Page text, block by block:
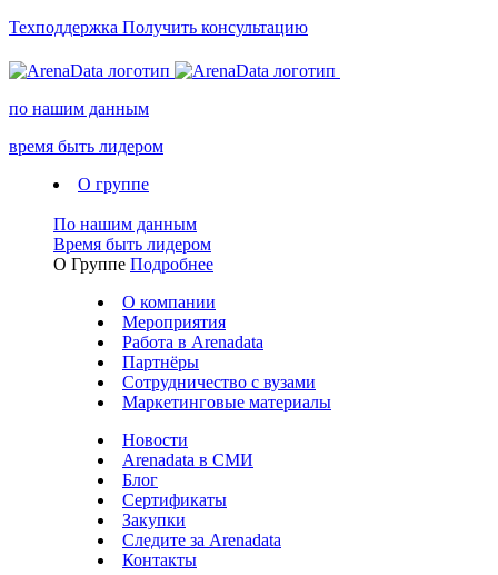
Техподдержка Получить консультацию
по нашим данным
время быть лидером
О группе
По нашим данным
Время быть лидером
О Группе Подробнее
О компании
Мероприятия
Работа в Arenadata
Партнёры
Сотрудничество с вузами
Маркетинговые материалы
Новости
Arenadata в СМИ
Блог
Сертификаты
Закупки
Следите за Аrenadata
Контакты